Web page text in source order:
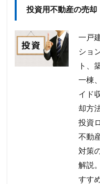
投資用不動産の売却
一戸
ショ
ト、
一棟
イド
却方
投資
不動
対策
解説
すす